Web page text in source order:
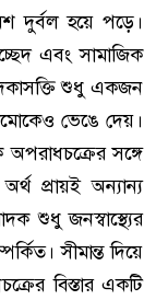
দুর্বল হয়ে পড়ে।
এবং সামাজিক
শুধু একজন
ভেঙে দেয়।
অপরাধচক্রের সঙ্গে
প্রায়ই অন্যান্য
শুধু জনস্বাস্থ্যের
সীমান্ত দিয়ে
বিস্তার একটি